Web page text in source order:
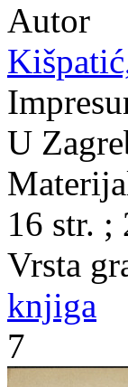
Autor
U
16 str. ;
Vrsta
knjiga
7